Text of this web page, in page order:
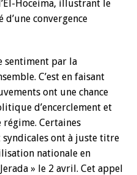
Hoceima, illustrant le
convergence
sentiment par la
C’est en faisant
ont une chance
d’encerclement et
Certaines
syndicales ont à juste titre
nationale en
» le 2 avril. Cet appel